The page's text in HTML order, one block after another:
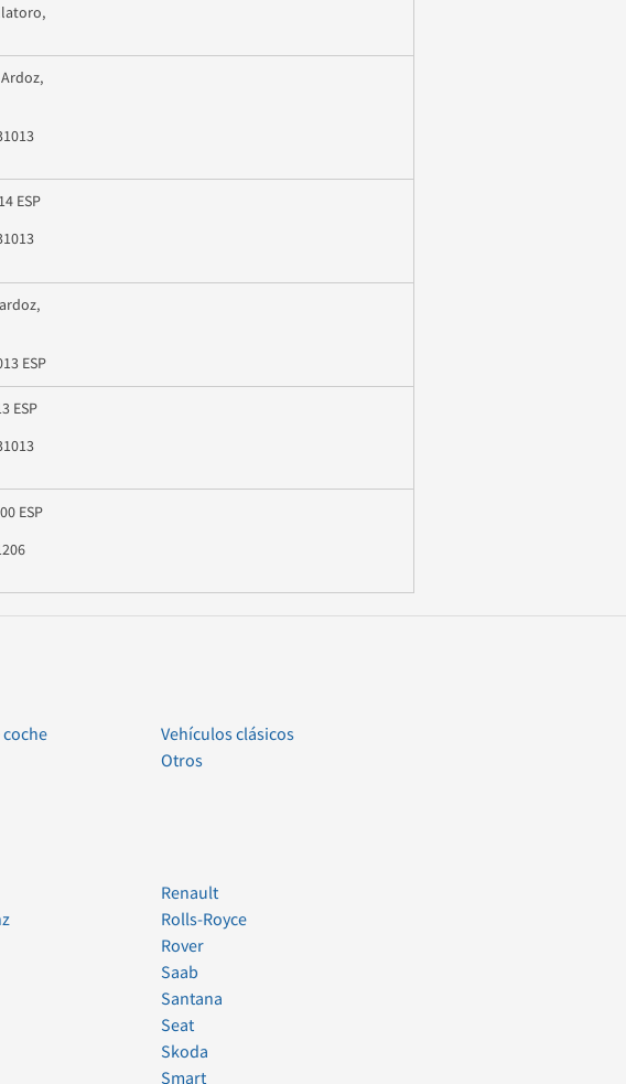
ESP
ESP
ESP
ESP
coche
Vehículos clásicos
Otros
Renault
Rolls-Royce
Rover
Saab
Santana
Seat
Skoda
Smart